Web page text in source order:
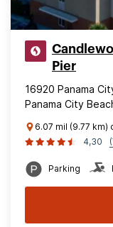
Pier
16920 Panama
Panama City
6.07 mil (9.77 km)
4,30
Parking